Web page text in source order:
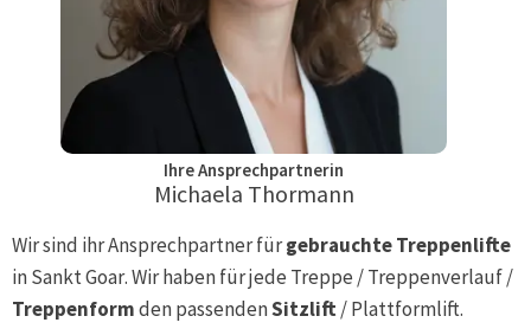
Ihre Ansprechpartnerin
Michaela Thormann
Wir sind ihr Ansprechpartner fürgebrauchte Treppenlifte
inSankt Goar. Wir haben für jede Treppe / Treppenverlauf /
Treppenformden passendenSitzlift/ Plattformlift.